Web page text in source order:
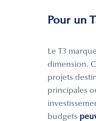
Pour un
Le T3
dimension.
projets
principales
budgets